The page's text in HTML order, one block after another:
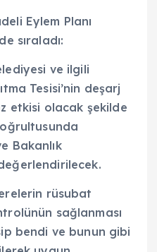
Eylem Planı
sıraladı:
ve ilgili
Tesisi’nin deşarj
etkisi olacak şekilde
Bakanlık
rüsubat
sağlanması
bendi ve bunun gibi